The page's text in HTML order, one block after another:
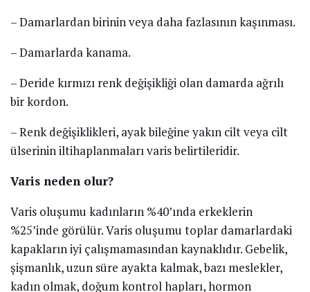
– Damarlardan birinin veya daha fazlasının kaşınması.
– Damarlarda kanama.
– Deride kırmızı renk değişikliği olan damarda ağrılı
bir kordon.
– Renk değişiklikleri, ayak bileğine yakın cilt veya cilt
ülserinin iltihaplanmaları varis belirtileridir.
Varis neden olur?
Varis oluşumu kadınların %40’ında erkeklerin
%25’inde görülür. Varis oluşumu toplar damarlardaki
kapakların iyi çalışmamasından kaynaklıdır. Gebelik,
şişmanlık, uzun süre ayakta kalmak, bazı meslekler,
kadın olmak, doğum kontrol hapları, hormon